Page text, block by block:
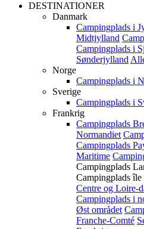
DESTINATIONER
Danmark
Campingplads i
Midtjylland
Campingplads i
Sønderjylland
Norge
Campingplads i
Sverige
Campingplads i
Frankrig
Campingplads
Normandiet
Campingplads
Maritime
Campingplads
Campingplads île
Centre og Loire-
Campingplads i
Øst området
Franche-Comté